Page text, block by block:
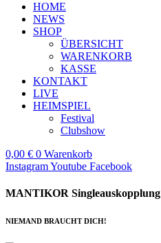
HOME
NEWS
SHOP
ÜBERSICHT
WARENKORB
KASSE
KONTAKT
LIVE
HEIMSPIEL
Festival
Clubshow
0,00 € 0 Warenkorb
InstagramYoutube Facebook
MANTIKOR Singleauskopplung
NIEMAND BRAUCHT DICH!